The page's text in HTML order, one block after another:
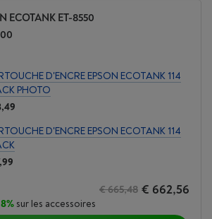
ECOTANK ET-8550
D'ENCRE EPSON ECOTANK 114
PHOTO
D'ENCRE EPSON ECOTANK 114
€ 665,48 € 662,56
sur les accessoires